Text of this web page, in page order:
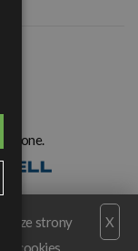
ze strony
cookies.
X